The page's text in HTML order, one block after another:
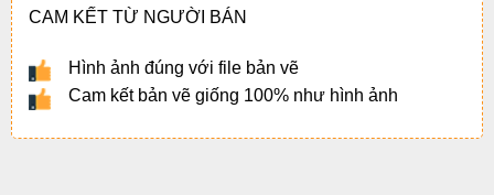
CAM KẾT TỪ NGƯỜI BÁN
Hình ảnh đúng với file bản vẽ
Cam kết bản vẽ giống 100% như hình ảnh